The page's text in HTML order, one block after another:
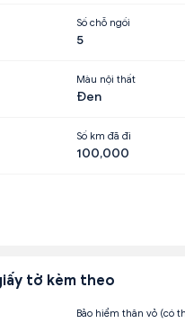
Số chỗ ngồi
5
Màu nội thất
Đen
Số km đã đi
100,000
tờ kèm theo
Bảo hiểm thân vỏ (có